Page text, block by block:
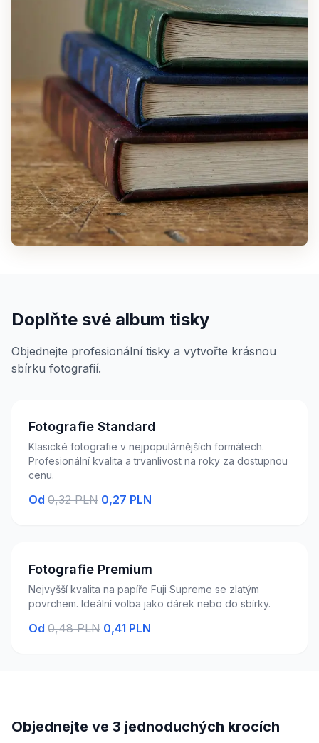
Doplňte své album tisky
Objednejte profesionální tisky a vytvořte krásnou
sbírku fotografií.
Fotografie Standard
Klasické fotografie v nejpopulárnějších formátech.
Profesionální kvalita a trvanlivost na roky za dostupnou
cenu.
Od 0,32 PLN 0,27 PLN
Fotografie Premium
Nejvyšší kvalita na papíře Fuji Supreme se zlatým
povrchem. Ideální volba jako dárek nebo do sbírky.
Od 0,48 PLN 0,41 PLN
Objednejte ve 3 jednoduchých krocích